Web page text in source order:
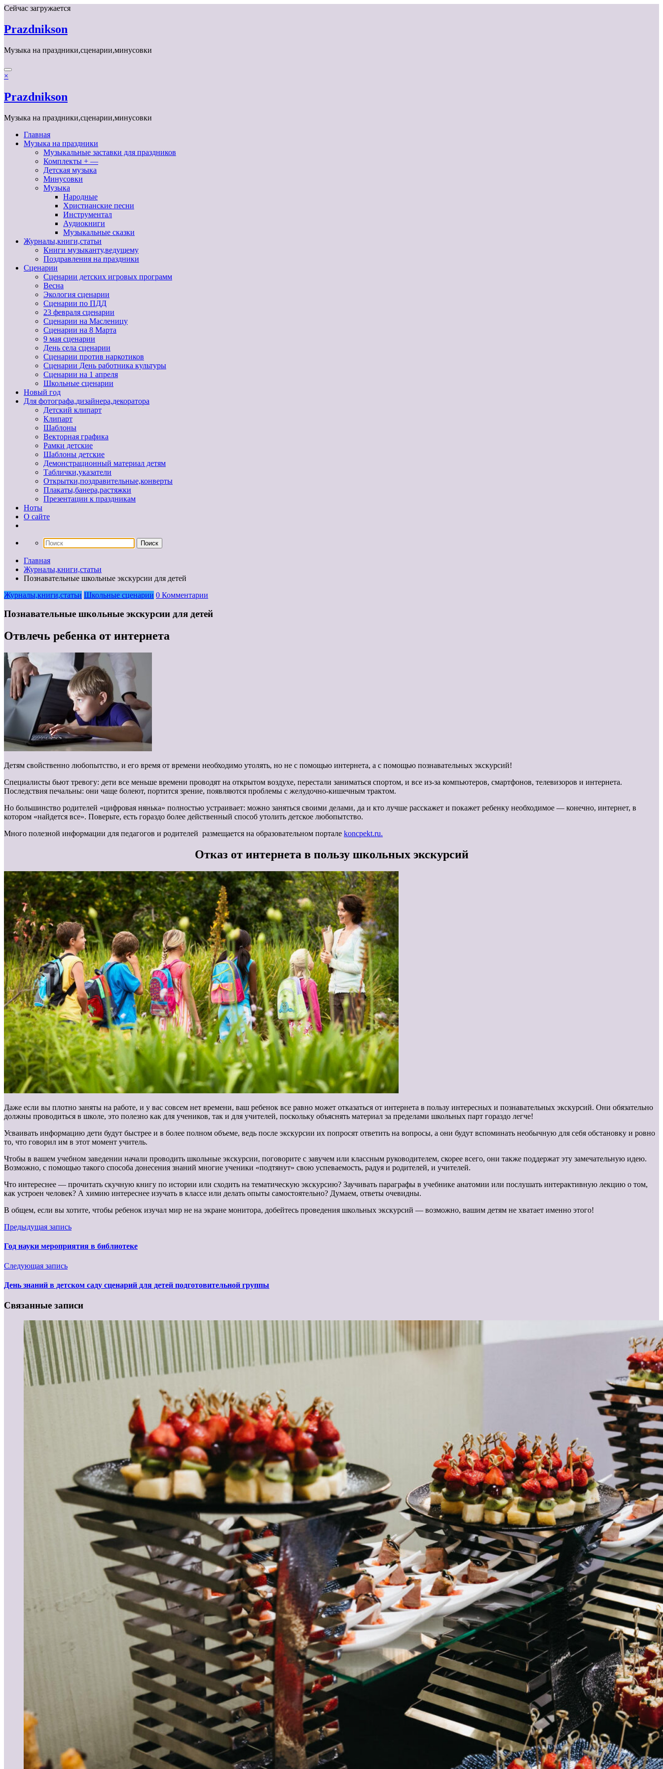
Перейти
содержимому
Сейчас загружается
Prazdnikson
Музыка на праздники,сценарии,минусовки
×
Prazdnikson
Музыка на праздники,сценарии,минусовки
Главная
Музыка на праздники
Музыкальные заставки для праздников
Комплекты + —
Детская музыка
Минусовки
Музыка
Народные
Христианские песни
Инструментал
Аудиокниги
Музыкальные сказки
Журналы,книги,статьи
Книги музыканту,ведущему
Поздравления на праздники
Сценарии
Сценарии детских игровых программ
Весна
Экология сценарии
Сценарии по ПДД
23 февраля сценарии
Сценарии на Масленицу
Сценарии на 8 Марта
9 мая сценарии
День села сценарии
Сценарии против наркотиков
Сценарии День работника культуры
Сценарии на 1 апреля
Школьные сценарии
Новый год
Для фотографа,дизайнера,декоратора
Детский клипарт
Клипарт
Шаблоны
Векторная графика
Рамки детские
Шаблоны детские
Демонстрационный материал детям
Таблички,указатели
Открытки,поздравительные,конверты
Плакаты,банера,растяжки
Презентации к праздникам
Ноты
О сайте
Главная
Журналы,книги,статьи
Познавательные школьные экскурсии для детей
Журналы,книги,статьи Школьные сценарии 0 Комментарии
Познавательные школьные экскурсии для детей
Отвлечь ребенка от интернета
Детям свойственно любопытство, и его время от времени необходимо утолять, но не с помощью интернета, а с помощью познавательных экскурсий!
Специалисты бьют тревогу: дети все меньше времени проводят на открытом воздухе, перестали заниматься спортом, и все из-за компьютеров, смартфонов, телевизоров и интернета.
Последствия печальны: они чаще болеют, портится зрение, появляются проблемы с желудочно-кишечным трактом.
Но большинство родителей «цифровая нянька» полностью устраивает: можно заняться своими делами, да и кто лучше расскажет и покажет ребенку необходимое — конечно, интернет, в
котором «найдется все». Поверьте, есть гораздо более действенный способ утолить детское любопытство.
Много полезной информации для педагогов и родителей размещается на образовательном портале koncpekt.ru.
Отказ от интернета в пользу школьных экскурсий
Даже если вы плотно заняты на работе, и у вас совсем нет времени, ваш ребенок все равно может отказаться от интернета в пользу интересных и познавательных экскурсий. Они обязательно
должны проводиться в школе, это полезно как для учеников, так и для учителей, поскольку объяснять материал за пределами школьных парт гораздо легче!
Усваивать информацию дети будут быстрее и в более полном объеме, ведь после экскурсии их попросят ответить на вопросы, а они будут вспоминать необычную для себя обстановку и ровно
то, что говорил им в этот момент учитель.
Чтобы в вашем учебном заведении начали проводить школьные экскурсии, поговорите с завучем или классным руководителем, скорее всего, они также поддержат эту замечательную идею.
Возможно, с помощью такого способа донесения знаний многие ученики «подтянут» свою успеваемость, радуя и родителей, и учителей.
Что интереснее — прочитать скучную книгу по истории или сходить на тематическую экскурсию? Заучивать параграфы в учебнике анатомии или послушать интерактивную лекцию о том,
как устроен человек? А химию интереснее изучать в классе или делать опыты самостоятельно? Думаем, ответы очевидны.
В общем, если вы хотите, чтобы ребенок изучал мир не на экране монитора, добейтесь проведения школьных экскурсий — возможно, вашим детям не хватает именно этого!
Предыдущая запись
Год науки мероприятия в библиотеке
Следующая запись
День знаний в детском саду сценарий для детей подготовительной группы
Связанные записи